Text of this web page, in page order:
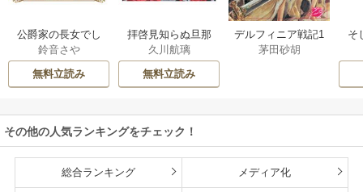
公爵家の長女でし
た
鈴音さや
無料立読み
拝啓見知らぬ旦那
様、離婚していた
だきます
久川航璃
無料立読み
デルフィニア戦記1
茅田砂胡
そ
その他の人気ランキングをチェック！
総合ランキング メディア化